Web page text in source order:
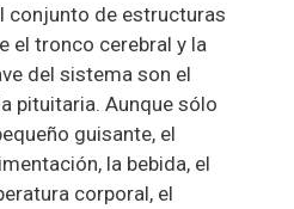
conjunto de estructuras
el tronco cerebral y la
del sistema son el
pituitaria. Aunque sólo
guisante, el
la bebida, el
corporal, el